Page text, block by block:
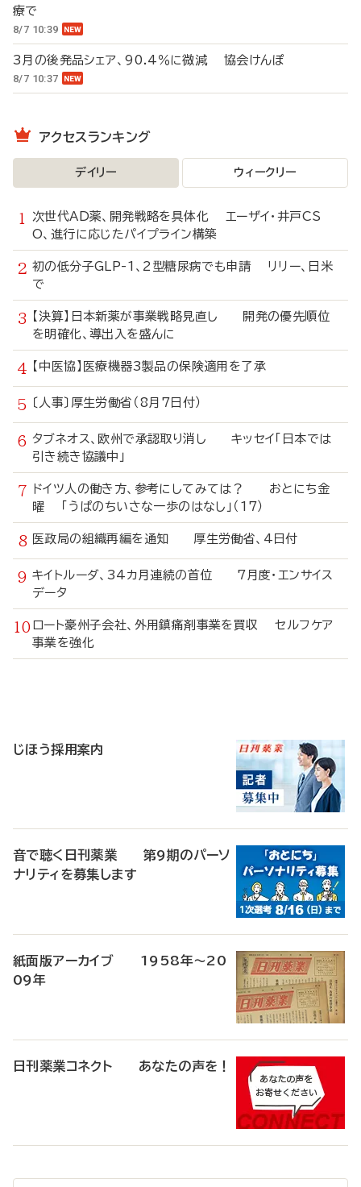
療で
8/7 10:39
3月の後発品シェア、90.4％に微減 協会けんぽ
8/7 10:37
アクセスランキング
デイリー ウィークリー
次世代AD薬、開発戦略を具体化 エーザイ・井戸CS
O、進行に応じたパイプライン構築
初の低分子GLP-1、2型糖尿病でも申請 リリー、日米
で
【決算】日本新薬が事業戦略見直し 開発の優先順位
を明確化、導出入を盛んに
【中医協】医療機器3製品の保険適用を了承
〔人事〕厚生労働省（8月7日付）
タブネオス、欧州で承認取り消し キッセイ「日本では
引き続き協議中」
ドイツ人の働き方、参考にしてみては？ おとにち金
曜 「うぱのちいさな一歩のはなし」（17）
医政局の組織再編を通知 厚生労働省、4日付
キイトルーダ、34カ月連続の首位 7月度・エンサイス
データ
ロート豪州子会社、外用鎮痛剤事業を買収 セルフケア
事業を強化
じほう採用案内
音で聴く日刊薬業 第9期のパーソ
ナリティを募集します
紙面版アーカイブ 1958年～20
09年
日刊薬業コネクト あなたの声を！